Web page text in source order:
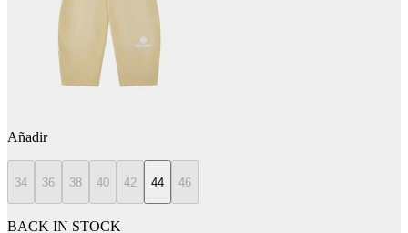
Añadir
34 36 38 40 42 44 46
BACK IN STOCK